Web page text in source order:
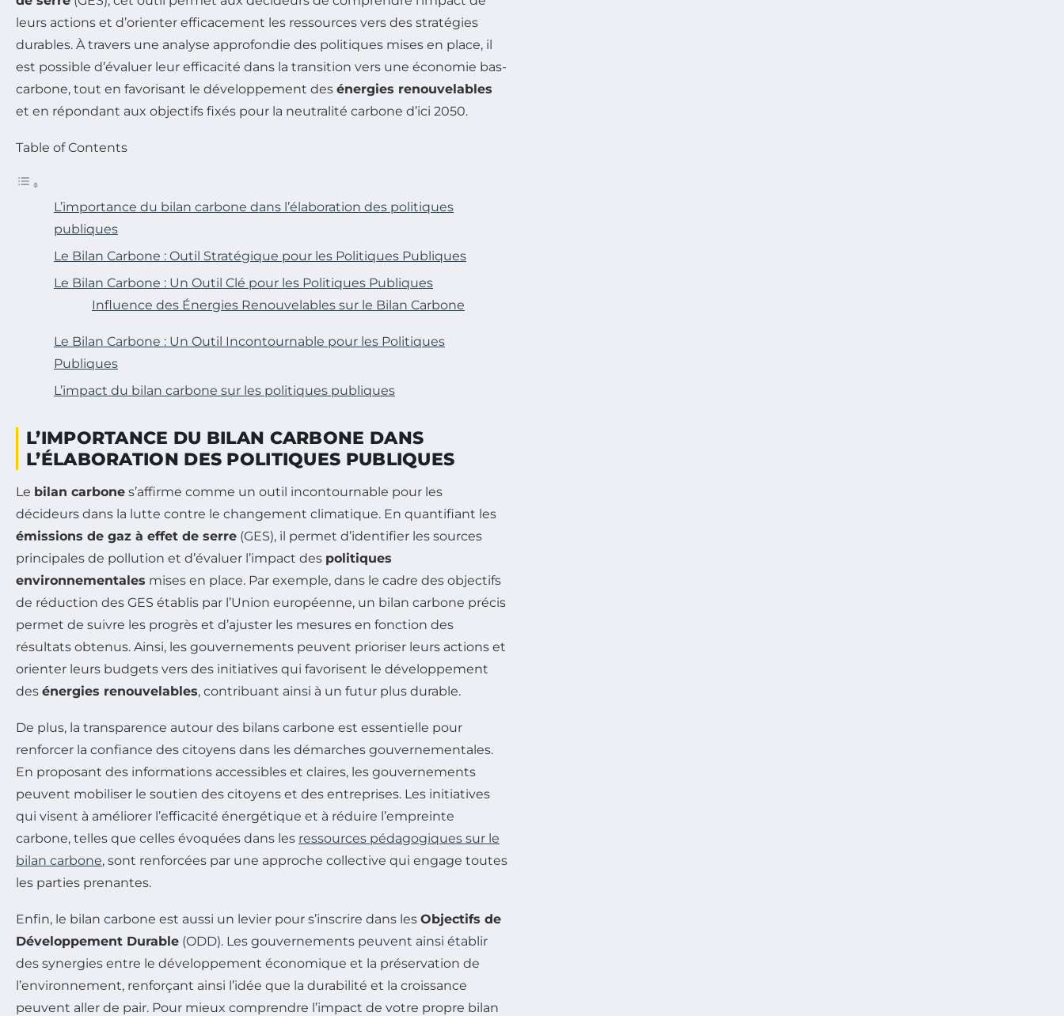
leurs actions et d’orienter efficacement les ressources vers des stratégies
durables. À travers une analyse approfondie des politiques mises en place, il
est possible d’évaluer leur efficacité dans la transition vers une économie bas-
carbone, tout en favorisant le développement des énergies renouvelables
et en répondant aux objectifs fixés pour la neutralité carbone d’ici 2050.
Table of Contents
L’importance du bilan carbone dans l’élaboration des politiques
publiques
Le Bilan Carbone : Outil Stratégique pour les Politiques Publiques
Le Bilan Carbone : Un Outil Clé pour les Politiques Publiques
Influence des Énergies Renouvelables sur le Bilan Carbone
Le Bilan Carbone : Un Outil Incontournable pour les Politiques
Publiques
L’impact du bilan carbone sur les politiques publiques
L’IMPORTANCE DU BILAN CARBONE DANS
L’ÉLABORATION DES POLITIQUES PUBLIQUES
Le bilan carbone s’affirme comme un outil incontournable pour les
décideurs dans la lutte contre le changement climatique. En quantifiant les
émissions de gaz à effet de serre (GES), il permet d’identifier les sources
principales de pollution et d’évaluer l’impact des politiques
environnementales mises en place. Par exemple, dans le cadre des objectifs
de réduction des GES établis par l’Union européenne, un bilan carbone précis
permet de suivre les progrès et d’ajuster les mesures en fonction des
résultats obtenus. Ainsi, les gouvernements peuvent prioriser leurs actions et
orienter leurs budgets vers des initiatives qui favorisent le développement
des énergies renouvelables, contribuant ainsi à un futur plus durable.
De plus, la transparence autour des bilans carbone est essentielle pour
renforcer la confiance des citoyens dans les démarches gouvernementales.
En proposant des informations accessibles et claires, les gouvernements
peuvent mobiliser le soutien des citoyens et des entreprises. Les initiatives
qui visent à améliorer l’efficacité énergétique et à réduire l’empreinte
carbone, telles que celles évoquées dans les ressources pédagogiques sur le
bilan carbone, sont renforcées par une approche collective qui engage toutes
les parties prenantes.
Enfin, le bilan carbone est aussi un levier pour s’inscrire dans les Objectifs de
Développement Durable (ODD). Les gouvernements peuvent ainsi établir
des synergies entre le développement économique et la préservation de
l’environnement, renforçant ainsi l’idée que la durabilité et la croissance
peuvent aller de pair. Pour mieux comprendre l’impact de votre propre bilan